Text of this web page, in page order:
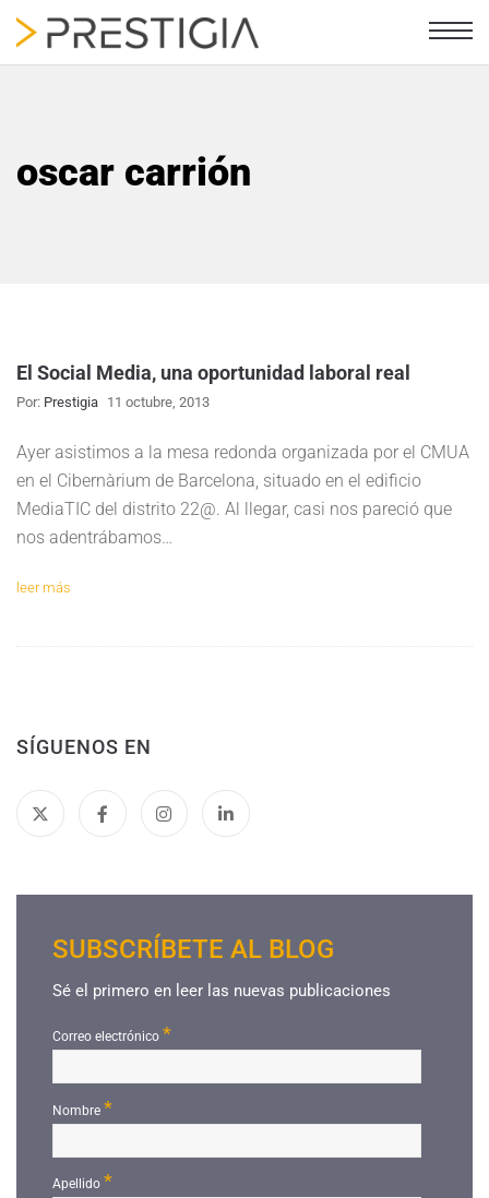
oscar carrión
El Social Media, una oportunidad laboral real
Por: Prestigia 11 octubre, 2013
Ayer asistimos a la mesa redonda organizada por el CMUA
en el Cibernàrium de Barcelona, situado en el edificio
MediaTIC del distrito 22@. Al llegar, casi nos pareció que
nos adentrábamos…
leer más
SÍGUENOS EN
SUBSCRÍBETE AL BLOG
Sé el primero en leer las nuevas publicaciones
Correo electrónico *
Nombre*
Apellido *